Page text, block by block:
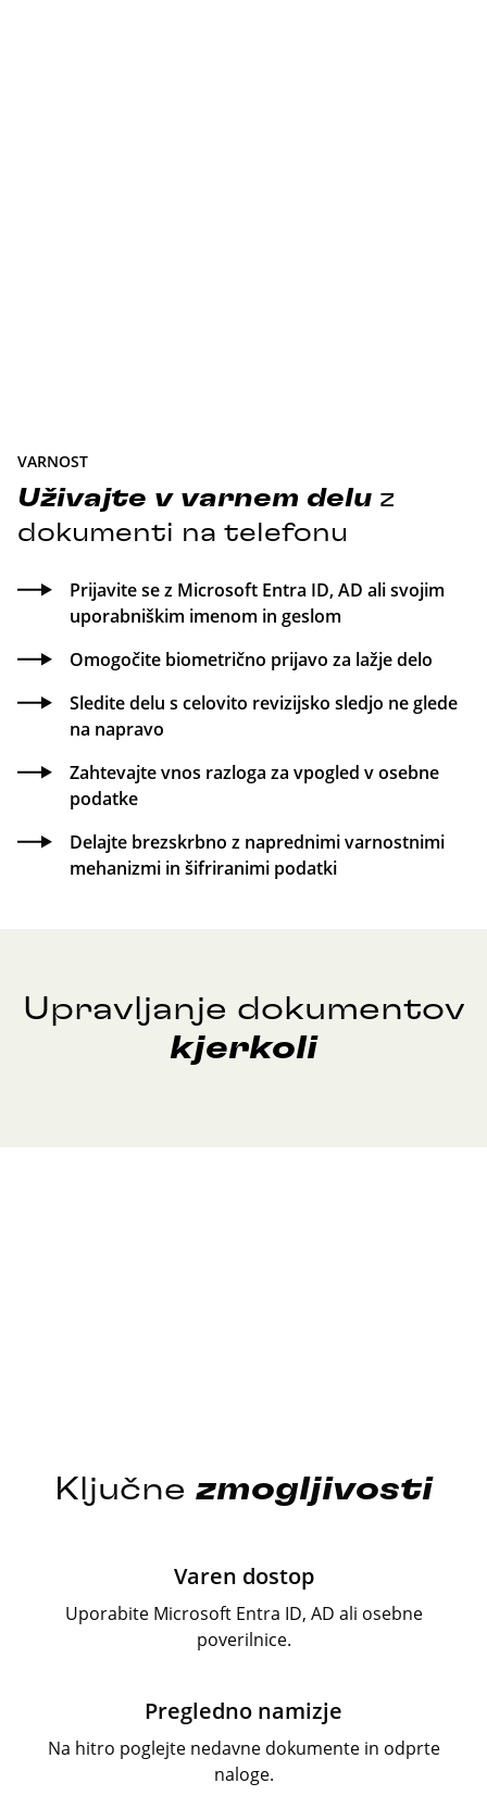
VARNOST
Uživajte v varnem delu z
dokumenti na telefonu
Prijavite se z Microsoft Entra ID, AD ali svojim
uporabniškim imenom in geslom
Omogočite biometrično prijavo za lažje delo
Sledite delu s celovito revizijsko sledjo ne glede
na napravo
Zahtevajte vnos razloga za vpogled v osebne
podatke
Delajte brezskrbno z naprednimi varnostnimi
mehanizmi in šifriranimi podatki
Upravljanje dokumentov
kjerkoli
Ključne zmogljivosti
Varen dostop
Uporabite Microsoft Entra ID, AD ali osebne
poverilnice.
Pregledno namizje
Na hitro poglejte nedavne dokumente in odprte
naloge.